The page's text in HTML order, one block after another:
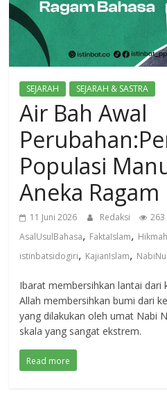
SEJARAH SEJARAH & SASTRA
Air Bah Awal
Populasi
Aneka Ragam
11 Juni 2026 Redaksi 263
AsalUsulBahasa, FaktaIslam,
istinbatsidogiri, KajianIslam,
Ibarat membersihkan lantai dari
Allah membersihkan bumi dari
yang dilakukan oleh umat Nabi
skala yang sangat ekstrem.
Read more